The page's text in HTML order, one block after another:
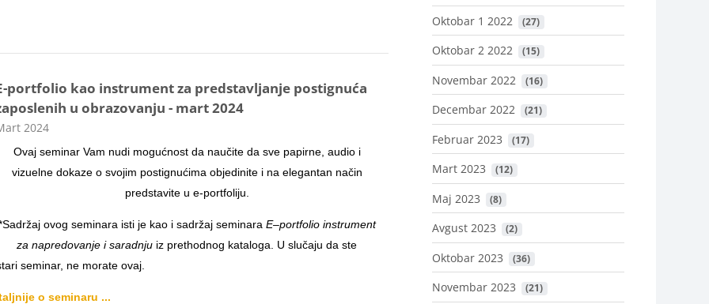
portfolio kao instrument za predstavljanje postignuća
u obrazovanju - mart 2024
kursa
2024
Ovaj seminar Vam nudi mogućnost da naučite da sve papirne, audio i
vizuelne dokaze o svojim postignućima objedinite i na elegantan način
predstavite u e-portfoliju.
ovog seminara isti je kao i sadržaj seminara E–portfolio instrument
za napredovanje i saradnju iz prethodnog kataloga. U slučaju da ste
seminar, ne morate ovaj.
o seminaru ...
Oktobar 1 2022 (27)
Oktobar 2 2022 (15)
Novembar 2022 (16)
Decembar 2022 (21)
Februar 2023 (17)
Mart 2023 (12)
Maj 2023 (8)
Avgust 2023 (2)
Oktobar 2023 (36)
Novembar 2023 (21)